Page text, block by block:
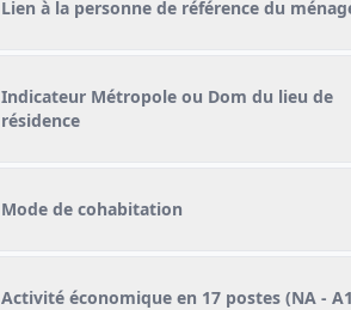
Lien à la personne de référence du
Indicateur Métropole ou Dom du lieu de
résidence
Mode de cohabitation
Activité économique en 17 postes (NA -